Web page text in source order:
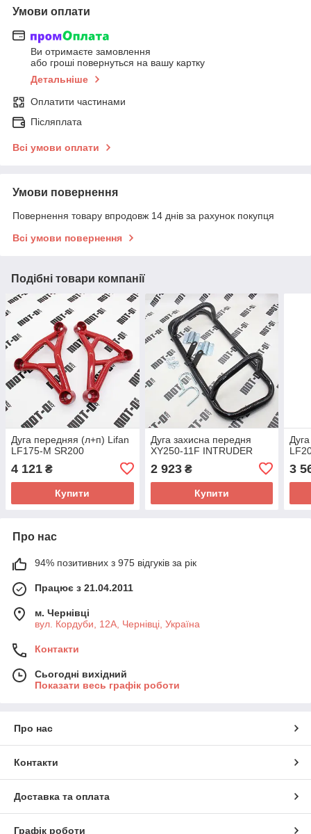
Умови оплати
Ви отримаєте замовлення
або гроші повернуться на вашу картку
Детальніше
Оплатити частинами
Післяплата
Всі умови оплати
Умови повернення
Повернення товару впродовж 14 днів за рахунок покупця
Всі умови повернення
Подібні товари компанії
Дуга передняя (л+п) Lifan
LF175-M SR200
4 121 ₴
Купити
Дуга захисна передня
XY250-11F INTRUDER
2 923₴
Купити
3
Про нас
94% позитивних з 975 відгуків за рік
Працює з 21.04.2011
м. Чернівці
вул. Кордуби, 12А, Чернівці, Україна
Контакти
Сьогодні вихідний
Показати весь графік роботи
Про нас
Контакти
Доставка та оплата
Графік роботи